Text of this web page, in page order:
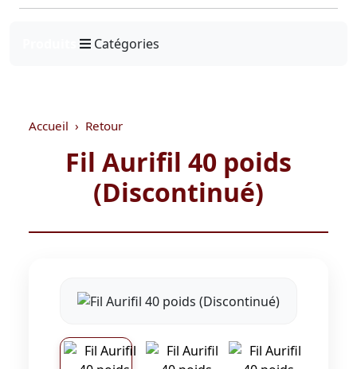
Catégories
Accueil Retour
Fil Aurifil 40 poids
(Discontinué)